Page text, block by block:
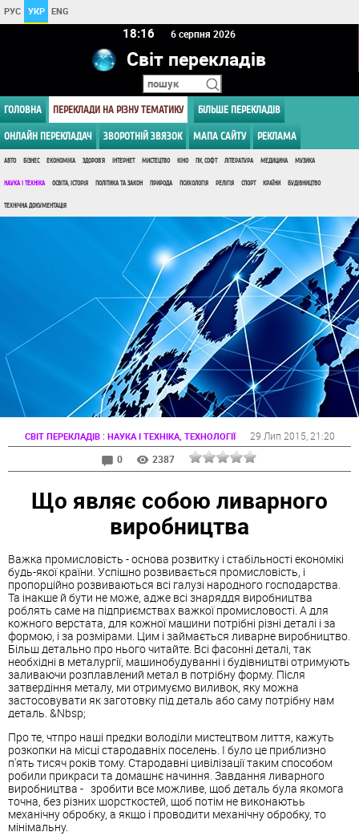
РУС УКР ENG
18:16 6 серпня 2026
Світ перекладів
ГОЛОВНА ПЕРЕКЛАДИ НА РІЗНУ ТЕМАТИКУ БІЛЬШЕ ПЕРЕКЛАДІВ
ОНЛАЙН ПЕРЕКЛАДАЧ ЗВОРОТНІЙ ЗВЯЗОК МАПА САЙТУ РЕКЛАМА
АВТО БІЗНЕС ЕКОНОМІКА ЗДОРОВ'Я ІНТЕРНЕТ МИСТЕЦТВО КІНО ПК, СОФТ ЛІТЕРАТУРА МЕДИЦИНА МУЗИКА
НАУКА І ТЕХНІКА ОСВІТА, ІСТОРІЯ ПОЛІТИКА ТА ЗАКОН ПРИРОДА ПСИХОЛОГІЯ РЕЛІГІЯ СПОРТ КРАЇНИ БУДІВНИЦТВО
ТЕХНІЧНА ДОКУМЕНТАЦІЯ
СВІТ ПЕРЕКЛАДІВ: НАУКА І ТЕХНІКА, ТЕХНОЛОГІЇ 29 Лип 2015 , 21:20
0
2387
Що являє собою ливарного
виробництва
Важка промисловість - основа розвитку і стабільності економікі
будь-якої країни. Успішно розвивається промисловість, і
пропорційно розвиваються всі галузі народного господарства.
Та інакше й бути не може, адже всі знаряддя виробництва
роблять саме на підприємствах важкої промисловості. А для
кожного верстата, для кожної машини потрібні різні деталі і за
формою, і за розмірами. Цим і займається ливарне виробництво.
Більш детально про нього читайте. Всі фасонні деталі, так
необхідні в металургії, машинобудуванні і будівництві отримують
заливаючи розплавлений метал в потрібну форму. Після
затвердіння металу, ми отримуємо виливок, яку можна
застосовувати як заготовку під деталь або саму потрібну нам
деталь. &Nbsp;
Про те, чтпро наші предки володіли мистецтвом лиття, кажуть
розкопки на місці стародавніх поселень. І було це приблизно
п'ять тисяч років тому. Стародавні цивілізації таким способом
робили прикраси та домашнє начиння. Завдання ливарного
виробництва - зробити все можливе, щоб деталь була якомога
точна, без різних шорсткостей, щоб потім не виконаютьь
механічну обробку, а якщо і проводити механічну обробку, то
мінімальну.